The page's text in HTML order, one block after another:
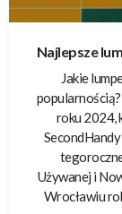
Najlepsze
Jakie
roku 2024,
Używanej i
Wrocławiu